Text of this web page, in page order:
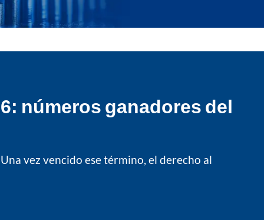
números ganadores del
vez vencido ese término, el derecho al